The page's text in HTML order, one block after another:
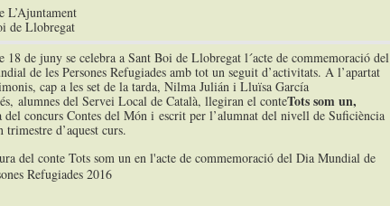
L’Ajuntament
de Llobregat
18 de juny se celebra a Sant Boi de Llobregat l´acte de commemoració del
de les Persones Refugiades amb tot un seguit d’activitats. A l’apartat
cap a les set de la tarda, Nilma Julián i Lluïsa García
alumnes del Servei Local de Català, llegiran el conteTots som un,
del concurs Contes del Món i escrit per l’alumnat del nivell de Suficiència
trimestre d’aquest curs.